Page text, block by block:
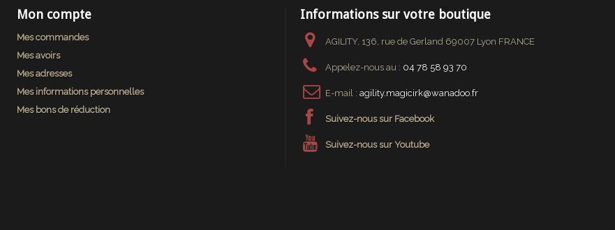
Mon compte
Mes commandes
Mes avoirs
Mes adresses
Mes informations personnelles
Mes bons de réduction
Informations sur votre boutique
AGILITY, 136, rue de Gerland 69007 Lyon FRANCE
Appelez-nous au : 04 78 58 93 70
E-mail : agility.magicirk@wanadoo.fr
Suivez-nous sur Facebook
Suivez-nous sur Youtube